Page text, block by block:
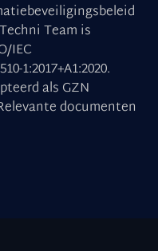
Team is
IEC
1:2017+A1:2020.
als GZN
documenten